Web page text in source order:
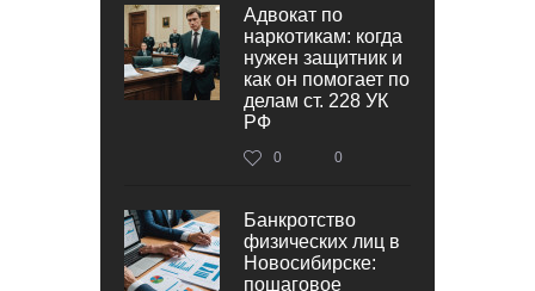
Адвокат по
наркотикам: когда
нужен защитник и
как он помогает по
делам ст. 228 УК
РФ
0 0
Банкротство
физических лиц в
Новосибирске:
пошаговое